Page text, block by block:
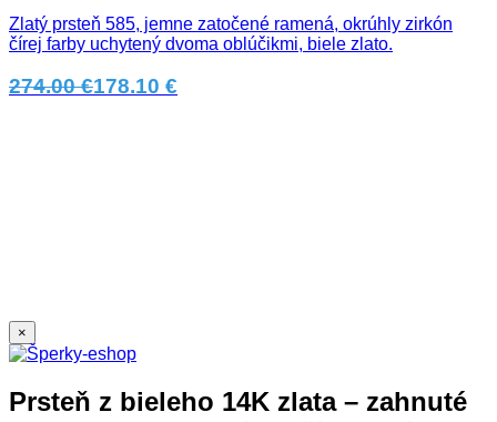
Zlatý prsteň 585, jemne zatočené ramená, okrúhly zirkón
čírej farby uchytený dvoma oblúčikmi, biele zlato.
274.00 €178.10 €
×
Prsteň z bieleho 14K zlata – zahnuté